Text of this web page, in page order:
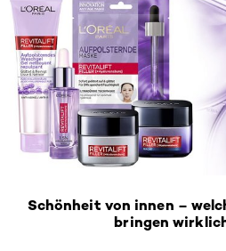
Schönheit von innen –
bringen